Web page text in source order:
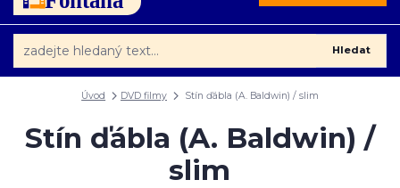
Hledat
Úvod DVD filmy Stín ďábla (A. Baldwin) / slim
Stín ďábla (A. Baldwin) /
slim